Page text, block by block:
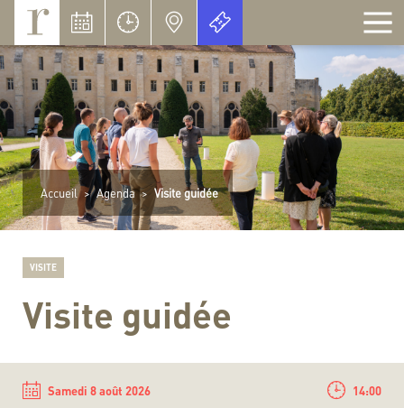
Accueil > Agenda > Visite guidée
VISITE
Visite guidée
Samedi 8 août 2026 14:00
Panneau de gestion des cookies